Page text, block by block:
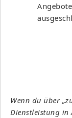
Wenn du über
Dienstleistung